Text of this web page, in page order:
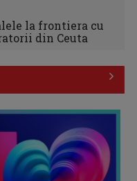
la frontiera cu
din Ceuta